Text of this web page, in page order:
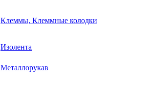
Клеммы, Клеммные колодки
Изолента
Металлорукав